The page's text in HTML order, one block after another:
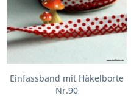
Einfassband mit Häkelborte
Nr.90